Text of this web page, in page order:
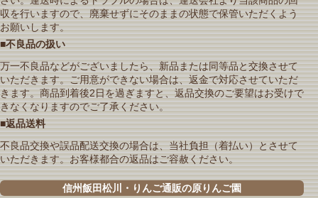
収を行いますので、廃棄せずにそのままの状態で保管いただくよう
お願いします。
■不良品の扱い
万一不良品などがございましたら、新品または同等品と交換させて
いただきます。ご用意ができない場合は、返金で対応させていただ
きます。商品到着後2日を過ぎますと、返品交換のご要望はお受けで
きなくなりますのでご了承ください。
■返品送料
不良品交換や誤品配送交換の場合は、当社負担（着払い）とさせて
いただきます。お客様都合の返品はご容赦ください。
信州飯田松川・りんご通販の原りんご園